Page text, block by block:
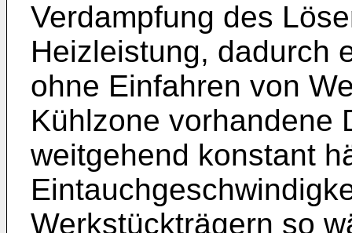
Verdampfung des
Heizleistung, dadurch
ohne Einfahren von
Kühlzone vorhandene
weitgehend konstant
Werkstückträgern so